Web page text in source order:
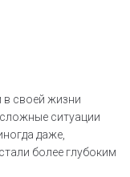
своей жизни
ситуации
даже,
более глубоким